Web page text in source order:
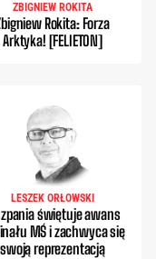
ZBIGNIEW ROKITA
Rokita: Forza
Arktyka! [FELIETON]
LESZEK ORŁOWSKI
świętuje awans
MŚ i zachwyca się
swoją reprezentacją